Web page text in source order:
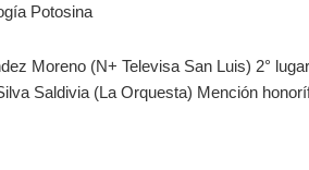
Potosina
Moreno (N+ Televisa San Luis) 2°
Saldivia (La Orquesta) Mención